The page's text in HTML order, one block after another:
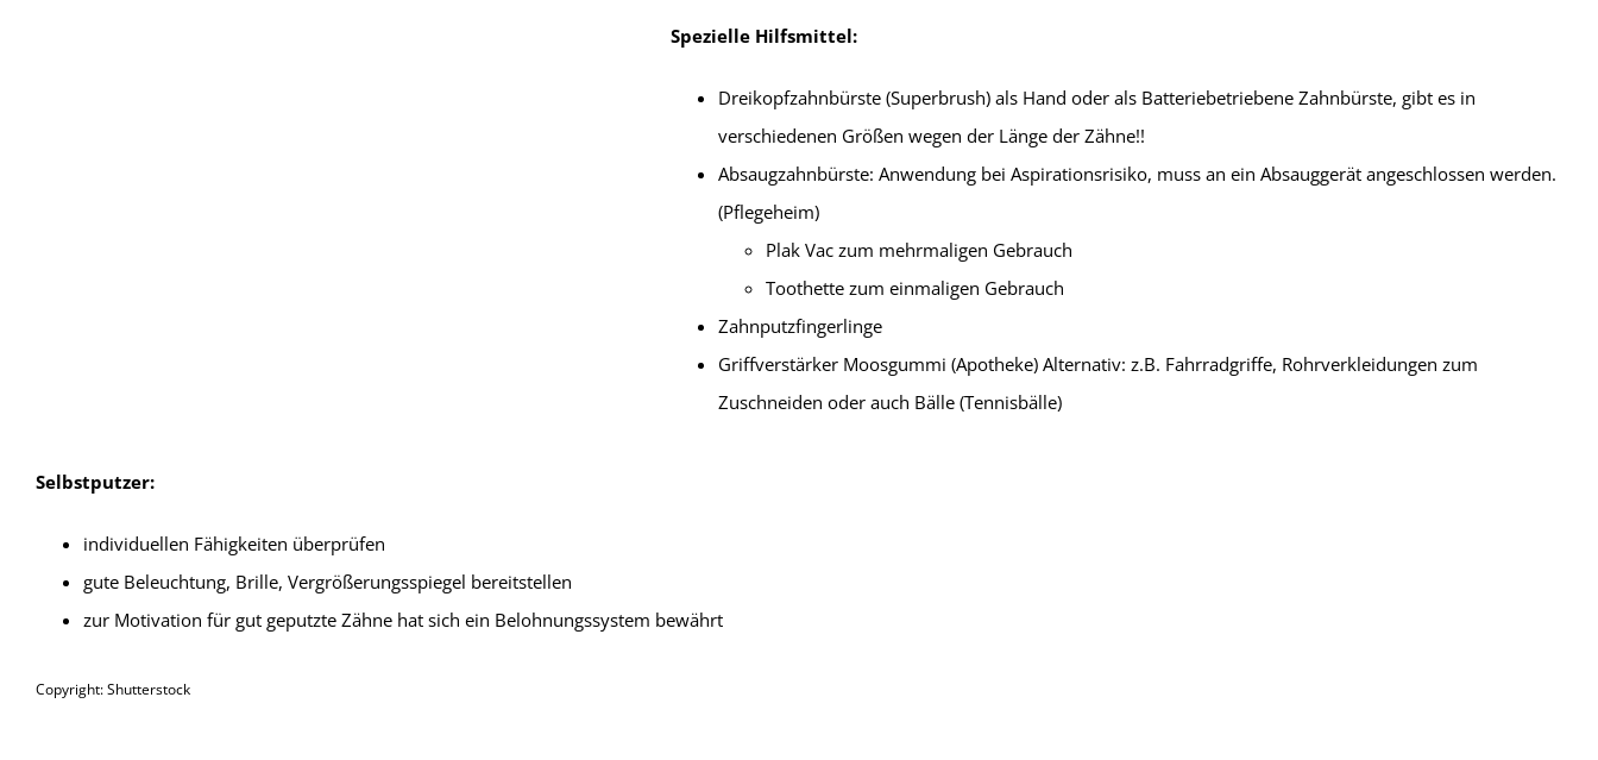
Spezielle Hilfsmittel:
Dreikopfzahnbürste (Superbrush) als Hand oder als Batteriebetriebene Zahnbürste, gibt es in
verschiedenen Größen wegen der Länge der Zähne!!
Absaugzahnbürste: Anwendung bei Aspirationsrisiko, muss an ein Absauggerät angeschlossen werden.
(Pflegeheim)
Plak Vac zum mehrmaligen Gebrauch
Toothette zum einmaligen Gebrauch
Zahnputzfingerlinge
Griffverstärker Moosgummi (Apotheke) Alternativ: z.B. Fahrradgriffe, Rohrverkleidungen zum
Zuschneiden oder auch Bälle (Tennisbälle)
Selbstputzer:
individuellen Fähigkeiten überprüfen
gute Beleuchtung, Brille, Vergrößerungsspiegel bereitstellen
zur Motivation für gut geputzte Zähne hat sich ein Belohnungssystem bewährt
Copyright: Shutterstock